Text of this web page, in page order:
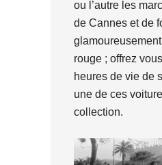
ou l’autre les
de Cannes et de
rouge ; offrez
heures de vie de
une de ces
collection.